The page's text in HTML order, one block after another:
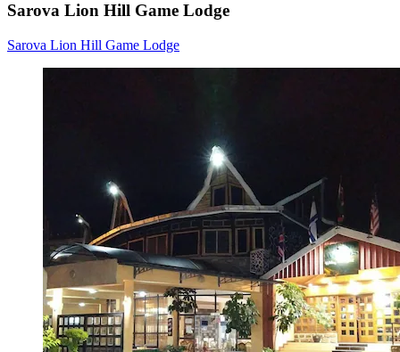
Sarova Lion Hill Game Lodge
Sarova Lion Hill Game Lodge